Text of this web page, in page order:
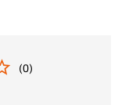
(0)